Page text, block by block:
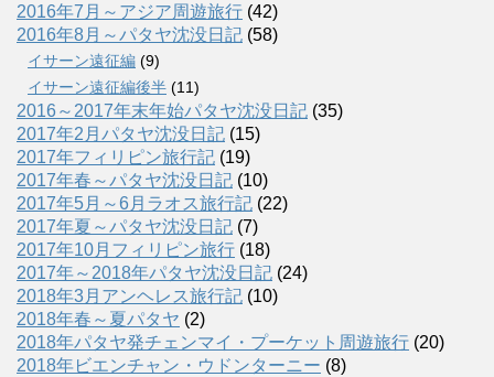
2016年7月～アジア周遊旅行 (42)
2016年8月～パタヤ沈没日記 (58)
イサーン遠征編 (9)
イサーン遠征編後半 (11)
2016～2017年末年始パタヤ沈没日記 (35)
2017年2月パタヤ沈没日記 (15)
2017年フィリピン旅行記 (19)
2017年春～パタヤ沈没日記 (10)
2017年5月～6月ラオス旅行記 (22)
2017年夏～パタヤ沈没日記 (7)
2017年10月フィリピン旅行 (18)
2017年～2018年パタヤ沈没日記 (24)
2018年3月アンヘレス旅行記 (10)
2018年春～夏パタヤ (2)
2018年パタヤ発チェンマイ・プーケット周遊旅行 (20)
2018年ビエンチャン・ウドンターニー (8)